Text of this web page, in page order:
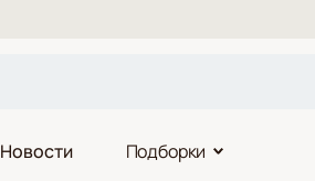
Новости Подборки